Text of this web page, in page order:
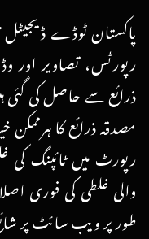
پاکستان ٹوڈے ڈیجیٹل
رپورٹس، تصاویر اور
ذرائع سے حاصل کی
مصدقہ ذرائع کا ہرممکن
رپورٹ میں ٹائپنگ کی
والی غلطی کی فوری
طور پر ویب سائٹ پر